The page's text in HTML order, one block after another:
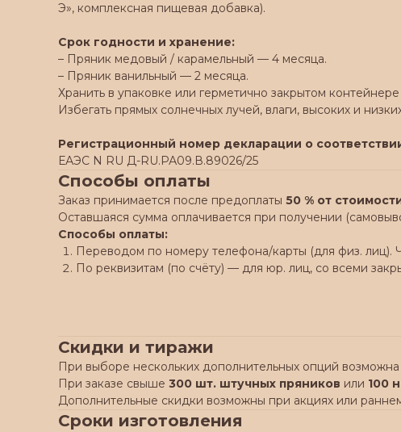
Э», комплексная пищевая добавка).
Срок годности и хранение:
– Пряник медовый / карамельный — 4 месяца.
– Пряник ванильный — 2 месяца.
Хранить в упаковке или герметично закрытом
Избегать прямых солнечных лучей, влаги, высоких и
Регистрационный номер декларации о
ЕАЭС N RU Д-RU.РА09.В.89026/25
Способы оплаты
Заказ принимается после предоплаты 50 % от
Оставшаяся сумма оплачивается при получении
Способы оплаты:
Переводом по номеру телефона/карты (для физ. лиц).
По реквизитам (по счёту) — для юр. лиц, со всеми
Скидки и тиражи
При выборе нескольких дополнительных опций возможна
При заказе свыше 300 шт. штучных пряников или 100
Дополнительные скидки возможны при акциях или
Сроки изготовления